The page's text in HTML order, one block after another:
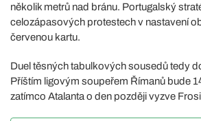
několik metrů nad bránu. Portugalský
celozápasových protestech v nastavení
červenou kartu.
Duel těsných tabulkových sousedů tedy
Příštím ligovým soupeřem Římanů bude
zatímco Atalanta o den později vyzve